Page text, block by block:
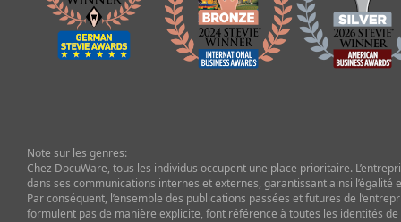
Note sur les genres:
Chez DocuWare, tous les individus occupent une place prioritaire.
dans ses communications internes et externes, garantissant ainsi l’égalité
Par conséquent, l’ensemble des publications passées et futures de
formulent pas de manière explicite, font référence à toutes les identités de